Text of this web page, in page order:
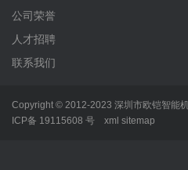
公司荣誉
人才招聘
联系我们
Copyright © 2012-2023 深圳市欧铠智能
ICP备 19115608 号
xml sitemap